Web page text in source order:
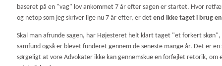
baseret på en "vag" lov ankommet 7 år efter sagen er startet. Hvor
og netop som jeg skriver lige nu 7 år efter, er det end ikke taget i brug
Skal man afrunde sagen, har Højesteret helt klart taget "et forkert
samfund også er blevet funderet gennem de seneste mange år. Det er
sørgeligt at vore Advokater ikke kan gennemskue en forfejlet retorik,